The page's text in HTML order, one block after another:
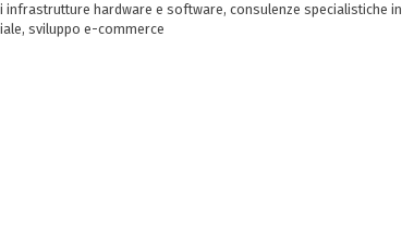
infrastrutture hardware e software, consulenze specialistiche in
sviluppo e-commerce